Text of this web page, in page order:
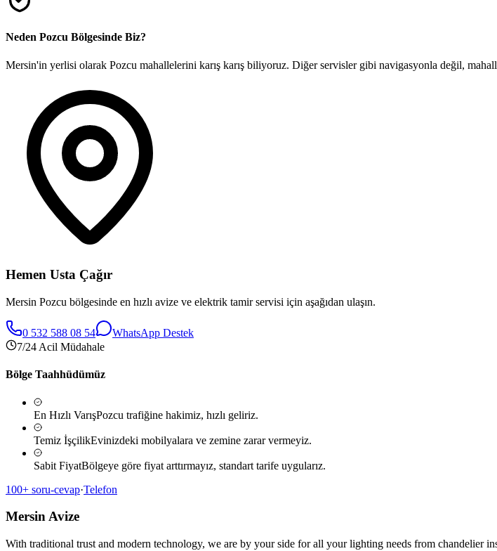
Neden Pozcu Bölgesinde Biz?
Mersin'in yerlisi olarak Pozcu mahallelerini karış karış biliyoruz. Diğer servisler gibi navigasyonla değil,
Hemen Usta Çağır
Mersin Pozcu bölgesinde en hızlı avize ve elektrik tamir servisi için aşağıdan ulaşın.
0 532 588 08 54
WhatsApp Destek
7/24 Acil Müdahale
Bölge Taahhüdümüz
En Hızlı VarışPozcu trafiğine hakimiz, hızlı geliriz.
Temiz İşçilikEvinizdeki mobilyalara ve zemine zarar vermeyiz.
Sabit FiyatBölgeye göre fiyat arttırmayız, standart tarife uygularız.
100+ soru-cevap·Telefon
Mersin Avize
With traditional trust and modern technology, we are by your side for all your lighting needs from chandelier